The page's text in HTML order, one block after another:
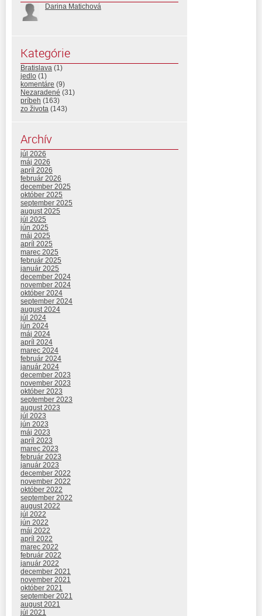
Darina Matichová
Kategórie
Bratislava (1)
jedlo (1)
komentáre (9)
Nezaradené (31)
príbeh (163)
zo života (143)
Archív
júl 2026
máj 2026
apríl 2026
február 2026
december 2025
október 2025
september 2025
august 2025
júl 2025
jún 2025
máj 2025
apríl 2025
marec 2025
február 2025
január 2025
december 2024
november 2024
október 2024
september 2024
august 2024
júl 2024
jún 2024
máj 2024
apríl 2024
marec 2024
február 2024
január 2024
december 2023
november 2023
október 2023
september 2023
august 2023
júl 2023
jún 2023
máj 2023
apríl 2023
marec 2023
február 2023
január 2023
december 2022
november 2022
október 2022
september 2022
august 2022
júl 2022
jún 2022
máj 2022
apríl 2022
marec 2022
február 2022
január 2022
december 2021
november 2021
október 2021
september 2021
august 2021
júl 2021